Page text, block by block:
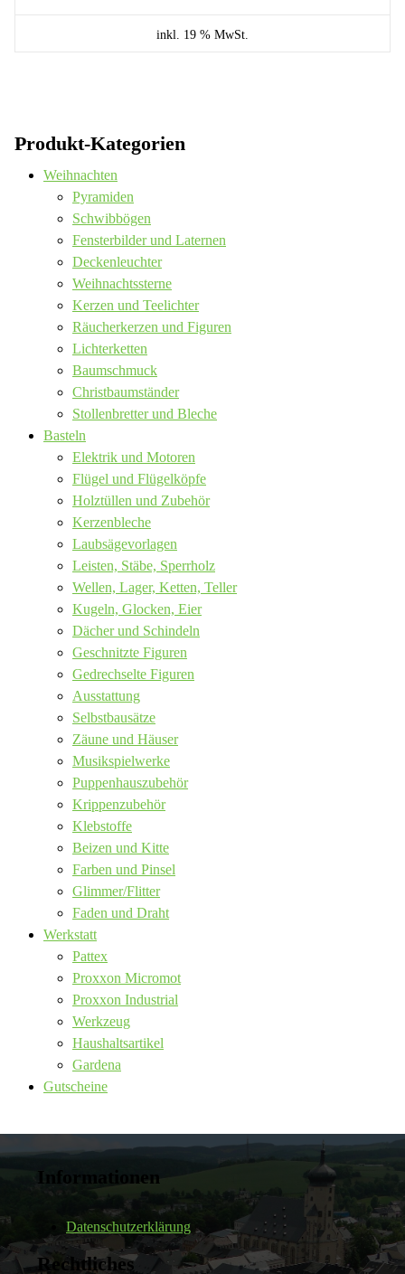
inkl. 19 % MwSt.
Produkt-Kategorien
Weihnachten
Pyramiden
Schwibbögen
Fensterbilder und Laternen
Deckenleuchter
Weihnachtssterne
Kerzen und Teelichter
Räucherkerzen und Figuren
Lichterketten
Baumschmuck
Christbaumständer
Stollenbretter und Bleche
Basteln
Elektrik und Motoren
Flügel und Flügelköpfe
Holztüllen und Zubehör
Kerzenbleche
Laubsägevorlagen
Leisten, Stäbe, Sperrholz
Wellen, Lager, Ketten, Teller
Kugeln, Glocken, Eier
Dächer und Schindeln
Geschnitzte Figuren
Gedrechselte Figuren
Ausstattung
Selbstbausätze
Zäune und Häuser
Musikspielwerke
Puppenhauszubehör
Krippenzubehör
Klebstoffe
Beizen und Kitte
Farben und Pinsel
Glimmer/Flitter
Faden und Draht
Werkstatt
Pattex
Proxxon Micromot
Proxxon Industrial
Werkzeug
Haushaltsartikel
Gardena
Gutscheine
Informationen
Datenschutzerklärung
Rechtliches